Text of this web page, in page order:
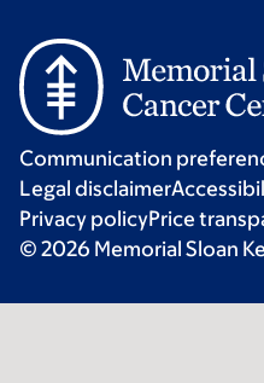
Communication
Legal disclaimer
Privacy policyPrice
© 2026 Memorial Sloan